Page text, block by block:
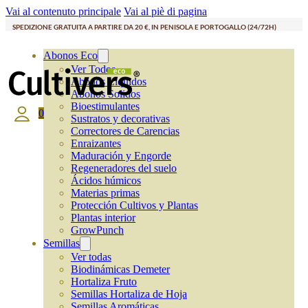
Vai al contenuto principale Vai al piè di pagina
SPEDIZIONE GRATUITA A PARTIRE DA 20 €, IN PENISOLA E PORTOGALLO (24/72H)
Abonos Eco
Ver Todos
Abonos Líquidos
Abonos Solidos
Bioestimulantes
Sustratos y decorativas
Correctores de Carencias
Enraizantes
Maduración y Engorde
Regeneradores del suelo
Ácidos húmicos
Materias primas
Protección Cultivos y Plantas
Plantas interior
GrowPunch
Semillas
Ver todas
Biodinámicas Demeter
Hortaliza Fruto
Semillas Hortaliza de Hoja
0